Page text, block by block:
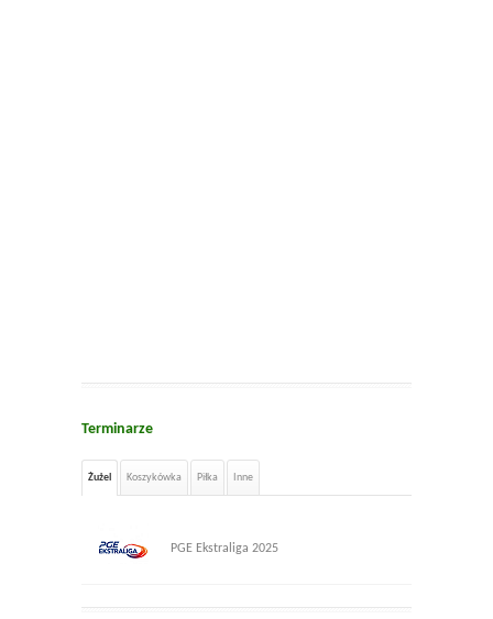
Terminarze
Żużel Koszykówka Piłka Inne
PGE Ekstraliga 2025